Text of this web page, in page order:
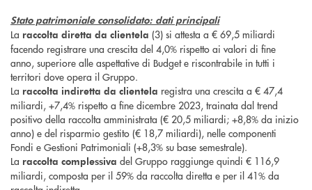
Stato patrimoniale consolidato: dati principali
La raccolta diretta da clientela (3) si attesta a € 69,5 miliardi
facendo registrare una crescita del 4,0% rispetto ai valori di fine
anno, superiore alle aspettative di Budget e riscontrabile in tutti i
territori dove opera il Gruppo.
La raccolta indiretta da clientela registra una crescita a € 47,4
miliardi, +7,4% rispetto a fine dicembre 2023, trainata dal trend
positivo della raccolta amministrata (€ 20,5 miliardi; +8,8% da inizio
anno) e del risparmio gestito (€ 18,7 miliardi), nelle componenti
Fondi e Gestioni Patrimoniali (+8,3% su base semestrale).
La raccolta complessiva del Gruppo raggiunge quindi € 116,9
miliardi, composta per il 59% da raccolta diretta e per il 41% da